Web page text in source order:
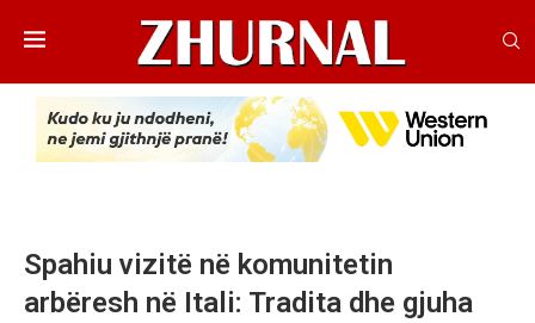
Spahiu vizitë në komunitetin
arbëresh në Itali: Tradita dhe gjuha